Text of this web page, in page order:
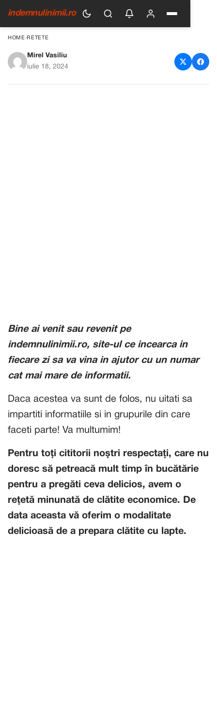
indemnulinimii.ro
HOME› RETETE
Reteta de clatite
Mirel Vasiliu
iulie 18, 2024
Bine ai venit sau revenit pe
indemnulinimii.ro, site-ul ce incearca in
fiecare zi sa va vina in ajutor cu un numar
cat mai mare de informatii.
Daca acestea va sunt de folos, nu uitati sa
impartiti informatiile si in grupurile din care
faceti parte! Va multumim!
Pentru toți cititorii noștri respectați, care nu
doresc să petreacă mult timp în bucătărie
pentru a pregăti ceva delicios, avem o
rețetă minunată de clătite economice. De
data aceasta vă oferim o modalitate
delicioasă de a prepara clătite cu lapte.